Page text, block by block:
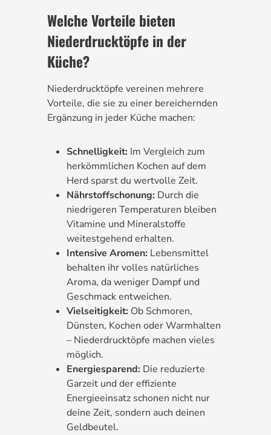
Welche Vorteile bieten
Niederdrucktöpfe in der
Küche?
Niederdrucktöpfe vereinen mehrere
Vorteile, die sie zu einer bereichernden
Ergänzung in jeder Küche machen:
Schnelligkeit: Im Vergleich zum
herkömmlichen Kochen auf dem
Herd sparst du wertvolle Zeit.
Nährstoffschonung: Durch die
niedrigeren Temperaturen bleiben
Vitamine und Mineralstoffe
weitestgehend erhalten.
Intensive Aromen: Lebensmittel
behalten ihr volles natürliches
Aroma, da weniger Dampf und
Geschmack entweichen.
Vielseitigkeit: Ob Schmoren,
Dünsten, Kochen oder Warmhalten
– Niederdrucktöpfe machen vieles
möglich.
Energiesparend: Die reduzierte
Garzeit und der effiziente
Energieeinsatz schonen nicht nur
deine Zeit, sondern auch deinen
Geldbeutel.